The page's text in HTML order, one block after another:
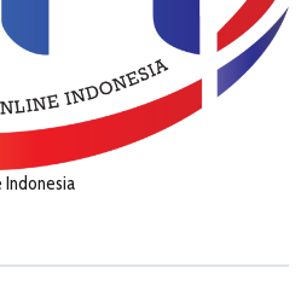
Indonesia